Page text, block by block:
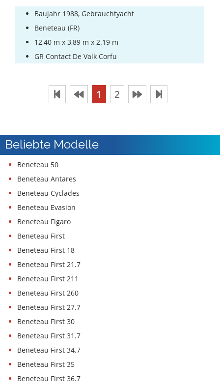
Baujahr 1988, Gebrauchtyacht
Beneteau (FR)
12,40 m x 3,89 m x 2.19 m
GR Contact De Valk Corfu
1 2
Beliebte Modelle
Beneteau 50
Beneteau Antares
Beneteau Cyclades
Beneteau Evasion
Beneteau Figaro
Beneteau First
Beneteau First 18
Beneteau First 21.7
Beneteau First 211
Beneteau First 260
Beneteau First 27.7
Beneteau First 30
Beneteau First 31.7
Beneteau First 34.7
Beneteau First 35
Beneteau First 36.7